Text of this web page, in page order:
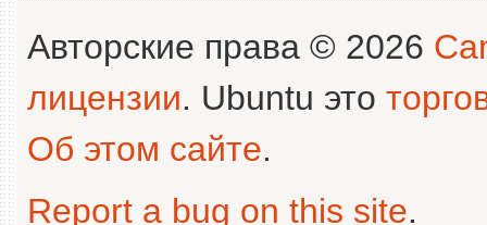
Авторские права © 2026
лицензии. Ubuntu это
Об этом сайте.
Report a bug on this site.